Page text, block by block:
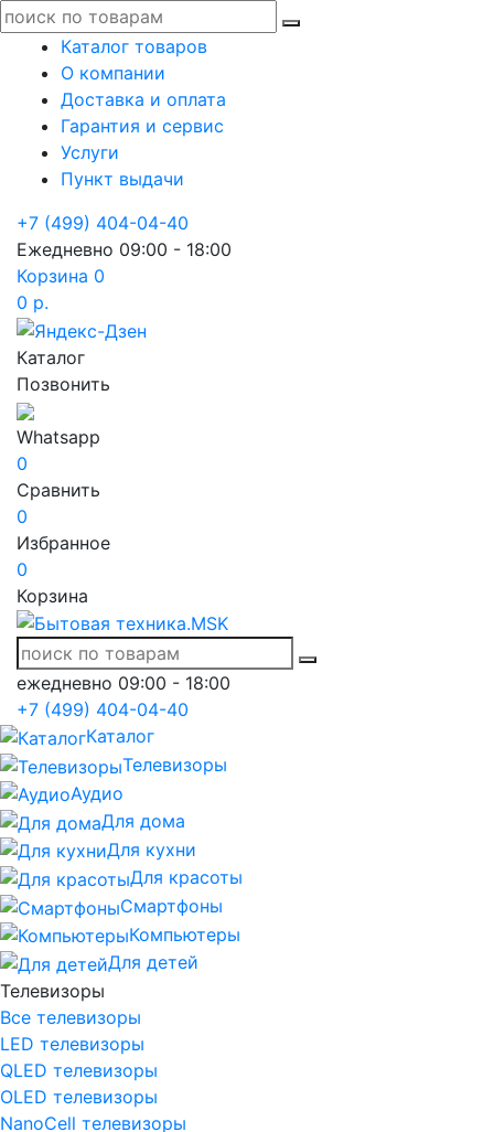
Каталог товаров
О компании
Доставка и оплата
Гарантия и сервис
Услуги
Пункт выдачи
+7 (499) 404-04-40
Ежедневно 09:00 - 18:00
Корзина 0
0 р.
Каталог
Позвонить
Whatsapp
0
Сравнить
0
Избранное
0
Корзина
ежедневно 09:00 - 18:00
+7 (499) 404-04-40
Каталог
Телевизоры
Аудио
Для дома
Для кухни
Для красоты
Смартфоны
Компьютеры
Для детей
Телевизоры
Все телевизоры
LED телевизоры
QLED телевизоры
OLED телевизоры
NanoCell телевизоры